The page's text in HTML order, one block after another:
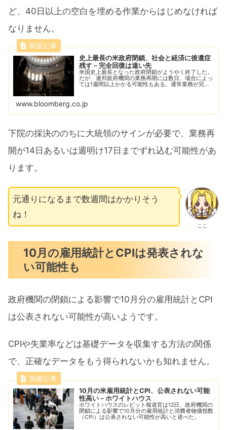
ど、40日以上の空白を埋める作業からはじめなければ
なりません。
史上最長の米政府閉鎖、社会と経済に後遺症
残す－完全回復は遠い先
米国史上最長となった政府閉鎖がようやく終了した。
だが、連邦政府機関の業務再開には数日、場合によっ
ては1週間以上かかる可能性もある。通常業務が完全
www.bloomberg.co.jp
下院の採決ののちに大統領のサインが必要で、業務再
開が14日あるいは週明け17日までずれ込む可能性があ
ります。
ここ
元通りになるまで数週間はかかりそう
ね！
10月の雇用統計とCPIは発表されな
い可能性も
政府機関の閉鎖による影響で10月分の雇用統計とCPI
は公表されない可能性が高いようです。
CPIや失業率などは基礎データを収集する方法の関係
で、正確なデータをもう得られないかも知れません。
10月の米雇用統計とCPI、公表されない可能
性高い－ホワイトハウス
ホワイトハウスのレビット報道官は12日、政府機関の
閉鎖による影響で10月分の雇用統計と消費者物価指数
（CPI）は公表されない可能性が高いと述べた。